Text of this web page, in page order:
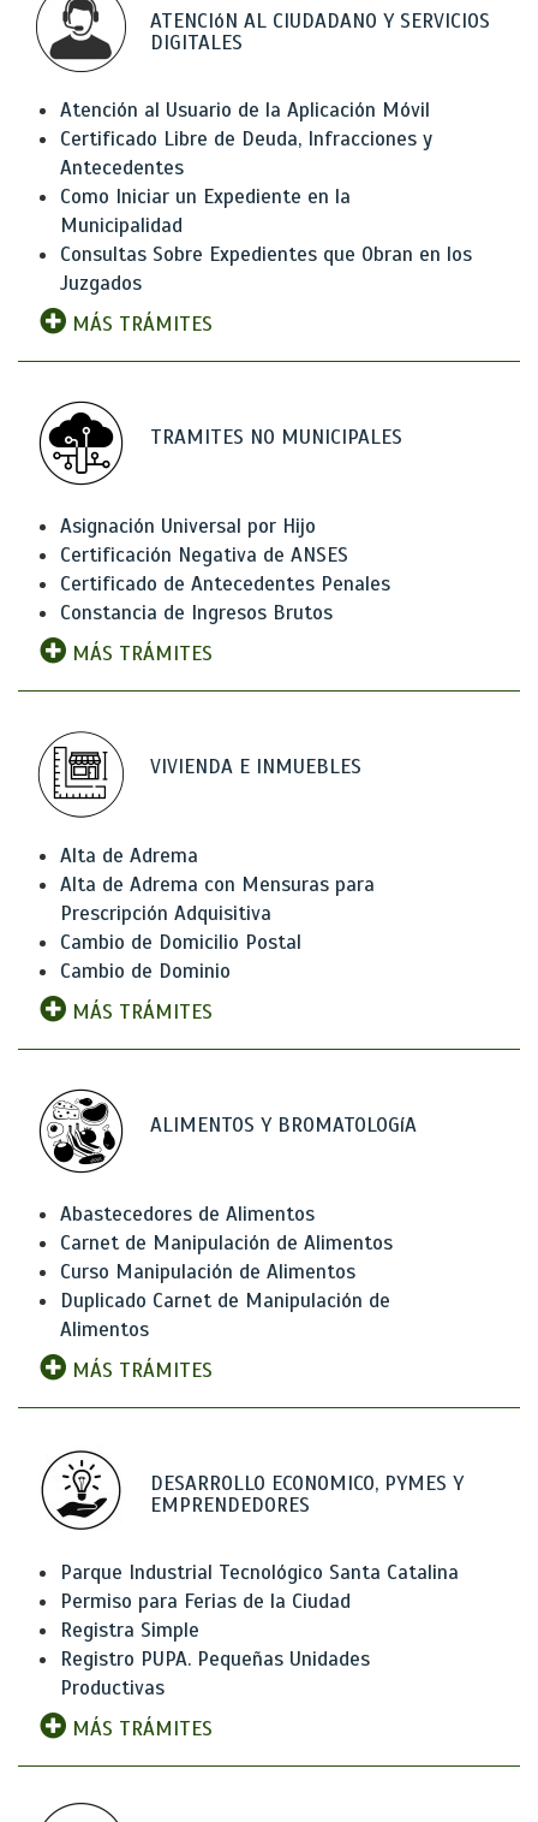
ATENCIóN AL CIUDADANO Y SERVICIOS
DIGITALES
Atención al Usuario de la Aplicación Móvil
Certificado Libre de Deuda, Infracciones y
Antecedentes
Como Iniciar un Expediente en la
Municipalidad
Consultas Sobre Expedientes que Obran en los
Juzgados
MÁS TRÁMITES
TRAMITES NO MUNICIPALES
Asignación Universal por Hijo
Certificación Negativa de ANSES
Certificado de Antecedentes Penales
Constancia de Ingresos Brutos
MÁS TRÁMITES
VIVIENDA E INMUEBLES
Alta de Adrema
Alta de Adrema con Mensuras para
Prescripción Adquisitiva
Cambio de Domicilio Postal
Cambio de Dominio
MÁS TRÁMITES
ALIMENTOS Y BROMATOLOGíA
Abastecedores de Alimentos
Carnet de Manipulación de Alimentos
Curso Manipulación de Alimentos
Duplicado Carnet de Manipulación de
Alimentos
MÁS TRÁMITES
DESARROLLO ECONOMICO, PYMES Y
EMPRENDEDORES
Parque Industrial Tecnológico Santa Catalina
Permiso para Ferias de la Ciudad
Registra Simple
Registro PUPA. Pequeñas Unidades
Productivas
MÁS TRÁMITES